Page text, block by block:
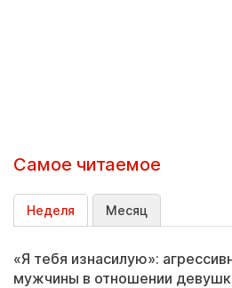
Самое читаемое
Неделя Месяц
«Я тебя изнасилую»:
мужчины в отношении